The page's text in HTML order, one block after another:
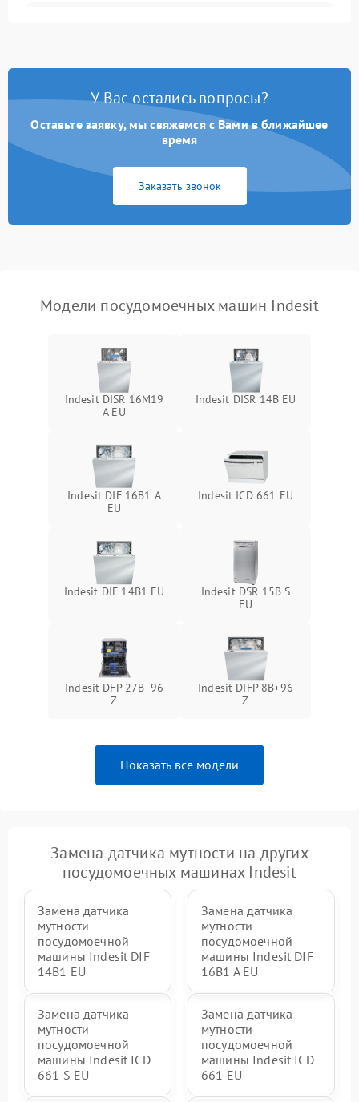
Проблемы с набором
Не работает сушилка 2100 ₽ Подробнее →
Сбои в работе таймера 1700 ₽
У Вас остались вопросы?
Оставьте заявку, мы свяжемся с Вами в ближайшее
время
Заказать звонок
Модели посудомоечных машин Indesit
Indesit DISR 16M19
A EU
Indesit DISR 14B EU
Indesit DIF 16B1 A
EU
Indesit ICD 661 EU
Indesit DIF 14B1 EU
Indesit DSR 15B S
EU
Indesit DFP 27B+96
Z
Indesit DIFP 8B+96
Z
Показать все модели
Замена датчика мутности на других
посудомоечных машинах Indesit
Замена датчика
мутности
посудомоечной
машины Indesit DIF
14B1 EU
Замена датчика
мутности
посудомоечной
машины Indesit DIF
16B1 A EU
Замена датчика
мутности
посудомоечной
машины Indesit ICD
661 S EU
Замена датчика
мутности
посудомоечной
машины Indesit ICD
661 EU